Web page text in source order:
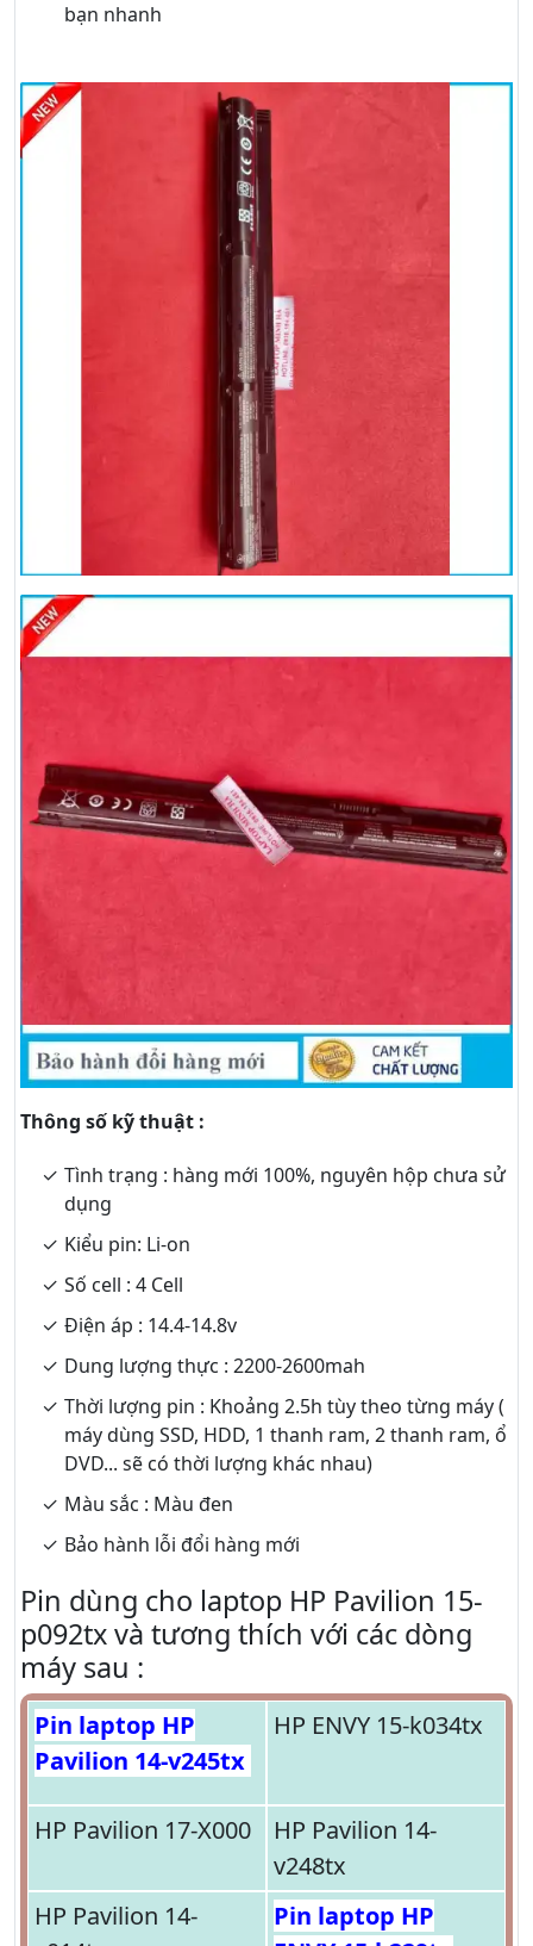
bạn nhanh
Thông số kỹ thuật :
Tình trạng : hàng mới 100%, nguyên hộp chưa sử
dụng
Kiểu pin: Li-on
Số cell : 4 Cell
Điện áp : 14.4-14.8v
Dung lượng thực : 2200-2600mah
Thời lượng pin : Khoảng 2.5h tùy theo từng máy (
máy dùng SSD, HDD, 1 thanh ram, 2 thanh ram, ổ
DVD... sẽ có thời lượng khác nhau)
Màu sắc : Màu đen
Bảo hành lỗi đổi hàng mới
Pin dùng cho laptop HP Pavilion 15-
p092tx và tương thích với các dòng
máy sau :
Pin laptop HP
Pavilion 14-v245tx
HP ENVY 15-k034tx
HP Pavilion 17-X000
HP Pavilion 14-
v248tx
HP Pavilion 14-
Pin laptop HP